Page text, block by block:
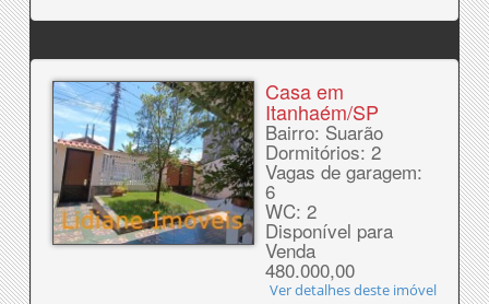
Casa em
Itanhaém/SP
Bairro: Suarão
Dormitórios: 2
Vagas de garagem:
6
WC: 2
Disponível para
Venda
480.000,00
Ver detalhes deste imóvel